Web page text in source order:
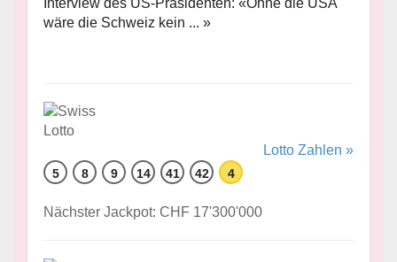
Interview des US-Präsidenten: «Ohne die USA
wäre die Schweiz kein ... »
Lotto Zahlen »
5 8 9 14 41 42 4
Nächster Jackpot: CHF 17'300'000